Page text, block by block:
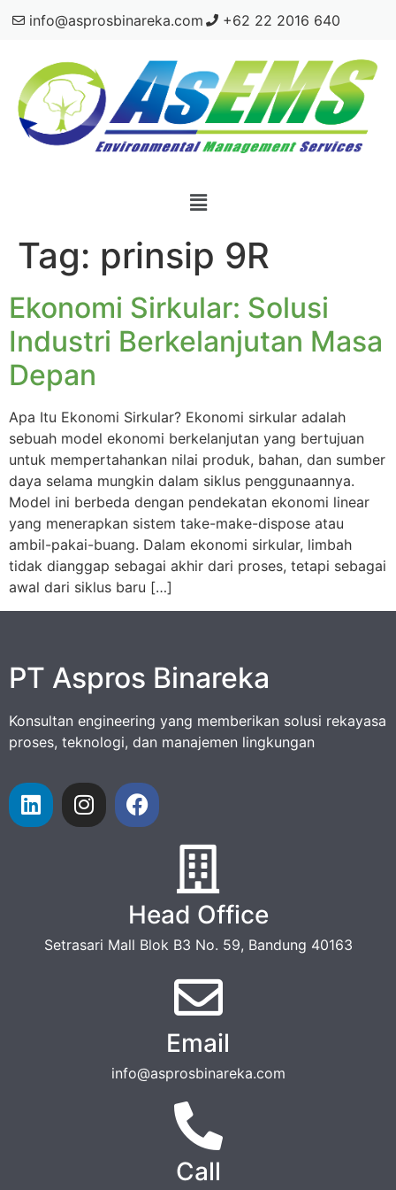
info@asprosbinareka.com +62 22 2016 640
Tag: prinsip 9R
Ekonomi Sirkular: Solusi
Industri Berkelanjutan Masa
Depan
Apa Itu Ekonomi Sirkular? Ekonomi sirkular adalah
sebuah model ekonomi berkelanjutan yang bertujuan
untuk mempertahankan nilai produk, bahan, dan sumber
daya selama mungkin dalam siklus penggunaannya.
Model ini berbeda dengan pendekatan ekonomi linear
yang menerapkan sistem take-make-dispose atau
ambil-pakai-buang. Dalam ekonomi sirkular, limbah
tidak dianggap sebagai akhir dari proses, tetapi sebagai
awal dari siklus baru […]
PT Aspros Binareka
Konsultan engineering yang memberikan solusi rekayasa
proses, teknologi, dan manajemen lingkungan
Head Office
Setrasari Mall Blok B3 No. 59, Bandung 40163
Email
info@asprosbinareka.com
Call